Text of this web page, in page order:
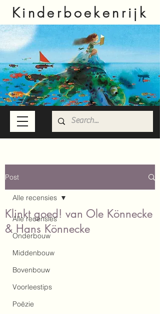
Kinderboekenrijk
Post
Alle recensies
Onderbouw
Middenbouw
Bovenbouw
Voorleestips
Poëzie
Alle recensies
Klinkt goed! van Ole Könnecke
& Hans Könnecke